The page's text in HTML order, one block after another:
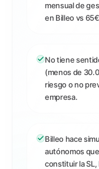
mensual de
en Billeo vs
No tiene
(menos de
riesgo o no
empresa.
Billeo hace
autónomos
constituir la